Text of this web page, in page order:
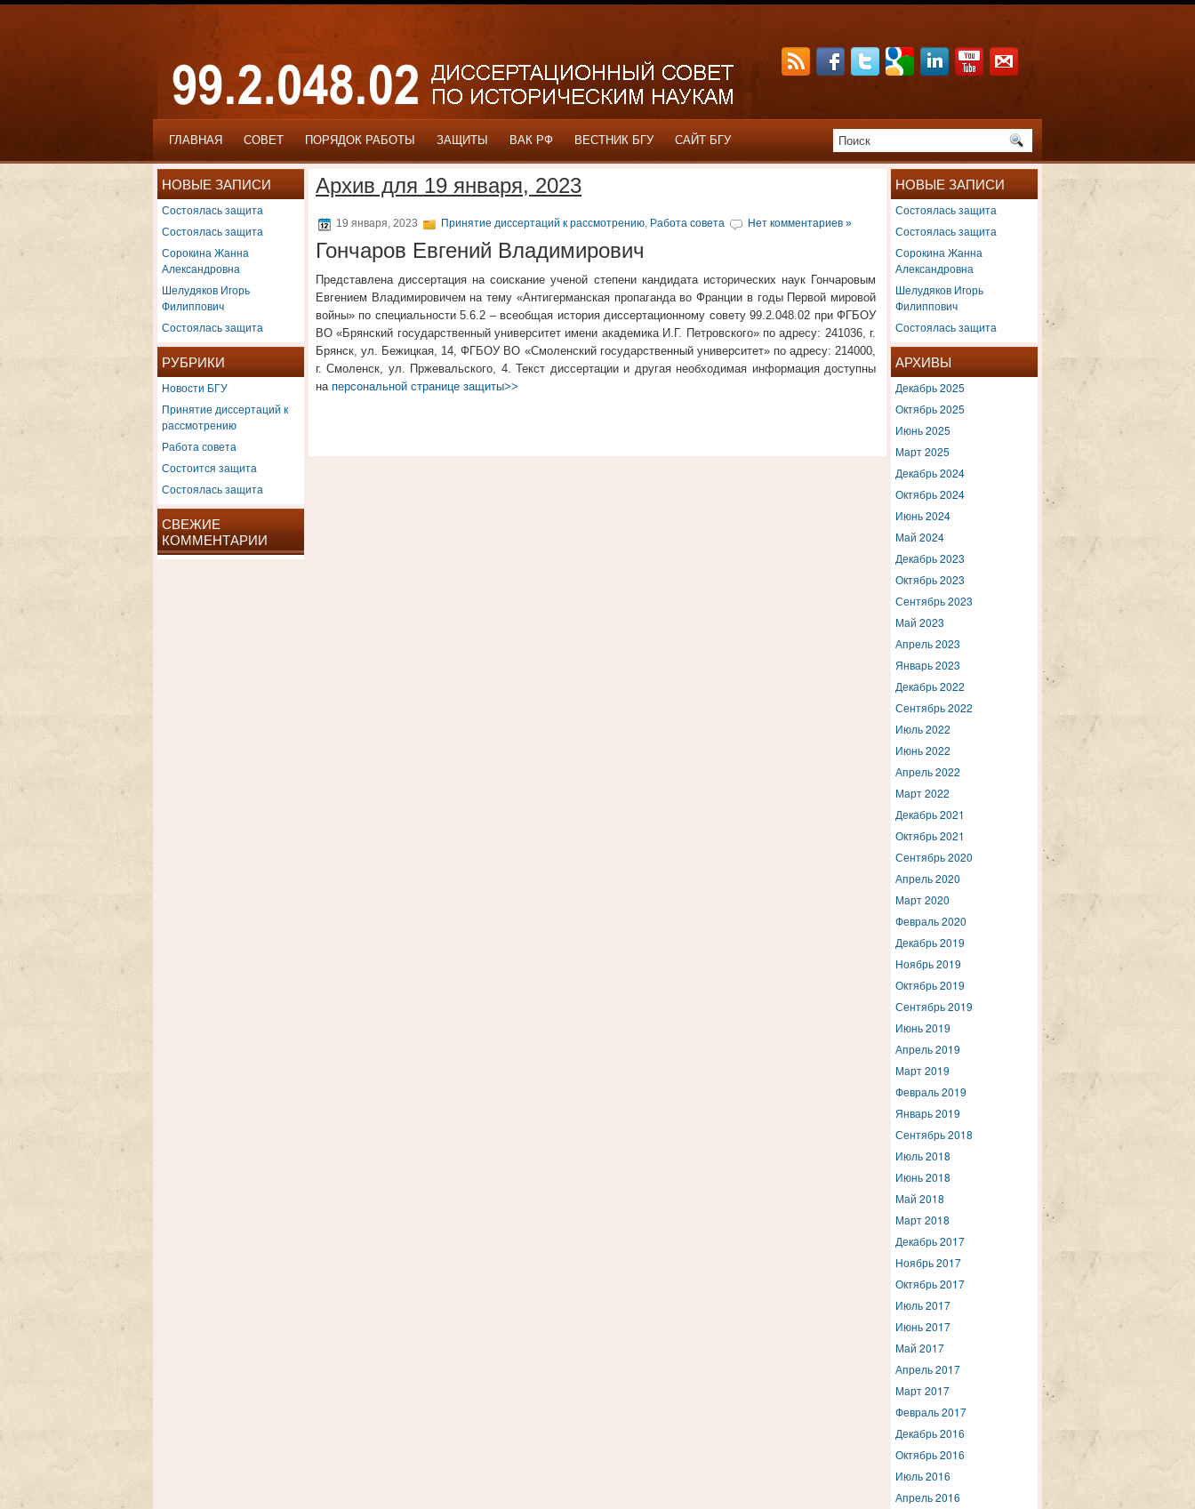
ГЛАВНАЯ СОВЕТ ПОРЯДОК РАБОТЫ ЗАЩИТЫ ВАК РФ ВЕСТНИК БГУ САЙТ БГУ
НОВЫЕ ЗАПИСИ
Состоялась защита
Состоялась защита
Сорокина Жанна
Александровна
Шелудяков Игорь
Филиппович
Состоялась защита
РУБРИКИ
Новости БГУ
Принятие диссертаций к
рассмотрению
Работа совета
Состоится защита
Состоялась защита
СВЕЖИЕ
КОММЕНТАРИИ
Архив для 19 января, 2023
19 января, 2023 Принятие диссертаций к рассмотрению, Работа совета Нет комментариев »
Гончаров Евгений Владимирович
Представлена диссертация на соискание ученой степени кандидата исторических наук Гончаровым
Евгением Владимировичем на тему «Антигерманская пропаганда во Франции в годы Первой мировой
войны» по специальности 5.6.2 – всеобщая история диссертационному совету 99.2.048.02 при ФГБОУ
ВО «Брянский государственный университет имени академика И.Г. Петровского» по адресу: 241036, г.
Брянск, ул. Бежицкая, 14, ФГБОУ ВО «Смоленский государственный университет» по адресу: 214000,
г. Смоленск, ул. Пржевальского, 4. Текст диссертации и другая необходимая информация доступны
на персональной странице защиты>>
НОВЫЕ ЗАПИСИ
Состоялась защита
Состоялась защита
Сорокина Жанна
Александровна
Шелудяков Игорь
Филиппович
Состоялась защита
АРХИВЫ
Декабрь 2025
Октябрь 2025
Июнь 2025
Март 2025
Декабрь 2024
Октябрь 2024
Июнь 2024
Май 2024
Декабрь 2023
Октябрь 2023
Сентябрь 2023
Май 2023
Апрель 2023
Январь 2023
Декабрь 2022
Сентябрь 2022
Июль 2022
Июнь 2022
Апрель 2022
Март 2022
Декабрь 2021
Октябрь 2021
Сентябрь 2020
Апрель 2020
Март 2020
Февраль 2020
Декабрь 2019
Ноябрь 2019
Октябрь 2019
Сентябрь 2019
Июнь 2019
Апрель 2019
Март 2019
Февраль 2019
Январь 2019
Сентябрь 2018
Июль 2018
Июнь 2018
Май 2018
Март 2018
Декабрь 2017
Ноябрь 2017
Октябрь 2017
Июль 2017
Июнь 2017
Май 2017
Апрель 2017
Март 2017
Февраль 2017
Декабрь 2016
Октябрь 2016
Июль 2016
Апрель 2016